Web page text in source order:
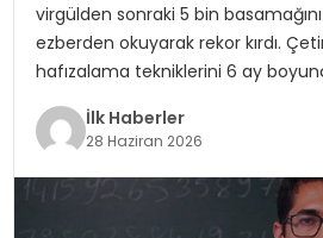
SIYASET
SPOR
TEKNOLOJI
virgülden sonraki 5 bin
ezberden okuyarak rekor kırdı.
hafızalama tekniklerini 6 ay
İlk Haberler
28 Haziran 2026